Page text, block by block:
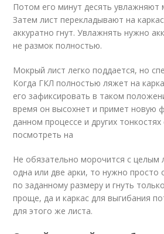
Потом его минут десять увлажняют
Затем лист перекладывают на
аккуратно гнут. Увлажнять нужно
не размок полностью.
Мокрый лист легко поддается, но
Когда ГКЛ полностью ляжет на
его зафиксировать в таком
время он высохнет и примет новую
данном процессе и других
посмотреть на
Не обязательно морочится с целым
одна или две арки, то нужно просто
по заданному размеру и гнуть
проще, да и каркас для выгибания
для этого же листа.